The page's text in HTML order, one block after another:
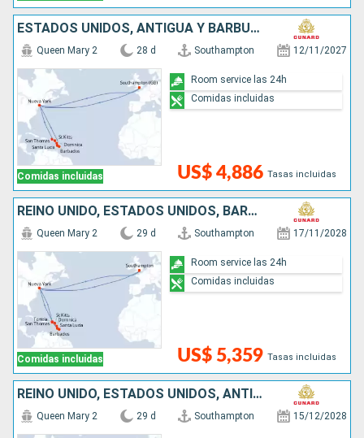
ESTADOS UNIDOS, ANTIGUA Y BARBUDA, SANTA LUCIA, BARBADOS, DOMINICA, SAN MARTÍN, REINO UNIDO
Comidas incluidas
Queen Mary 2 28 d Southampton 12/11/2027
US$ 4,886 Tasas incluidas
Room service las 24h
Comidas incluidas
REINO UNIDO, ESTADOS UNIDOS, BARBADOS, SANTA LUCIA, DOMINICA, ANTIGUA Y BARBUDA
Comidas incluidas
Queen Mary 2 29 d Southampton 17/11/2028
US$ 5,359 Tasas incluidas
Room service las 24h
Comidas incluidas
REINO UNIDO, ESTADOS UNIDOS, ANTIGUA Y BARBUDA, SANTA LUCIA, BARBADOS, SAN MARTÍN
Queen Mary 2 29 d Southampton 15/12/2028